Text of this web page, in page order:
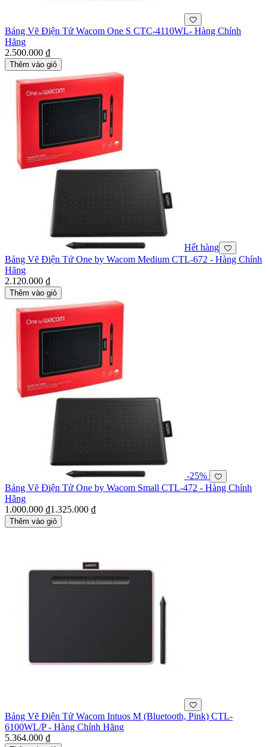
Bảng Vẽ Điện Tử Wacom One S CTC-4110WL- Hàng Chính
Hãng
2.500.000 ₫
Thêm vào giỏ
Hết hàng
Bảng Vẽ Điện Tử One by Wacom Medium CTL-672 - Hàng Chính
Hãng
2.120.000 ₫
Thêm vào giỏ
-25%
Bảng Vẽ Điện Tử One by Wacom Small CTL-472 - Hàng Chính
Hãng
1.000.000 ₫1.325.000 ₫
Thêm vào giỏ
Bảng Vẽ Điện Tử Wacom Intuos M (Bluetooth, Pink) CTL-
6100WL/P - Hàng Chính Hãng
5.364.000 ₫